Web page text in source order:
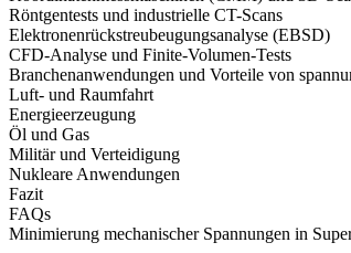
Röntgentests und industrielle CT-Scans
Elektronenrückstreubeugungsanalyse (EBSD)
CFD-Analyse und Finite-Volumen-Tests
Branchenanwendungen und Vorteile von
Luft- und Raumfahrt
Energieerzeugung
Öl und Gas
Militär und Verteidigung
Nukleare Anwendungen
Fazit
FAQs
Minimierung mechanischer Spannungen in